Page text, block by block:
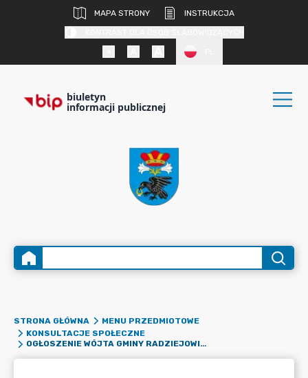
MAPA STRONY
INSTRUKCJA
biuletyn
informacji publicznej
STRONA GŁÓWNA
MENU PRZEDMIOTOWE
KONSULTACJE SPOŁECZNE
OGŁOSZENIE WÓJTA GMINY RADZIEJOWICE O PRZEPROWADZENIU KONSULTACJI PROJEKTU ROCZNEGO PROGRAMU WSPÓŁPRACY GMINY RADZIEJOWICE Z ORGANIZACJAMI POZARZĄDOWYMI ORAZ INNYMI PODMIOTAMI, O KTÓRYCH MOWA ART. 3 UST.3 USTAWY Z DNIA 24 KWIETNIA 2003 R. O DZIAŁALNOŚCI POŻYTKU PUBLICZNEGO I O WOLONTARIACIE NA 2026 ROK.